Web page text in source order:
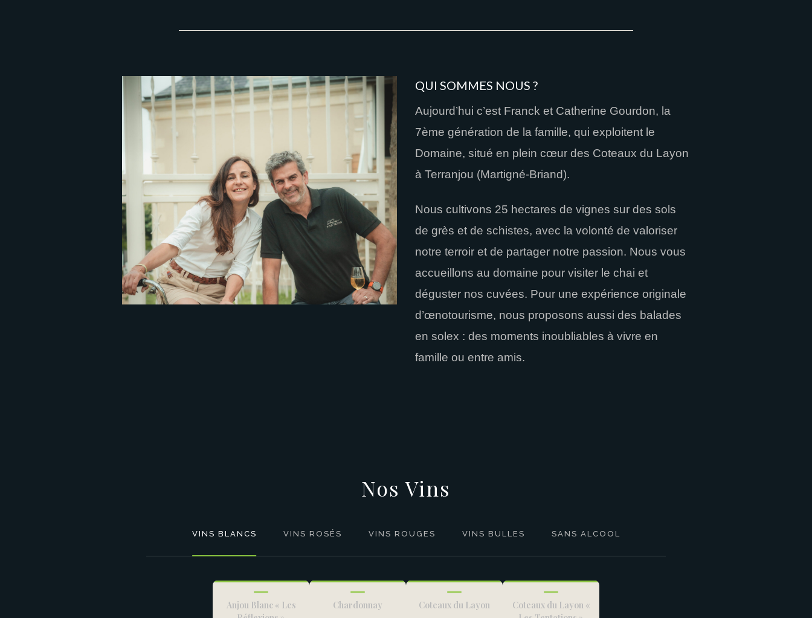
I
E
D
F
L
O
QUI SOMMES NOUS ?
Aujourd’hui c’est Franck et Catherine Gourdon, la
7ème génération de la famille, qui exploitent le
Domaine, situé en plein cœur des Coteaux du Layon
à Terranjou (Martigné-Briand).
Nous cultivons 25 hectares de vignes sur des sols
de grès et de schistes, avec la volonté de valoriser
notre terroir et de partager notre passion. Nous vous
accueillons au domaine pour visiter le chai et
déguster nos cuvées. Pour une expérience originale
d’œnotourisme, nous proposons aussi des balades
en solex : des moments inoubliables à vivre en
famille ou entre amis.
Nos Vins
VINS BLANCS VINS ROSÉS VINS ROUGES VINS BULLES SANS ALCOOL
Anjou Blanc « Les
Chardonnay Coteaux du Layon
Coteaux du Layon «